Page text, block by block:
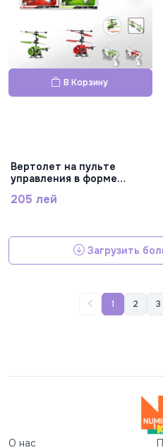
В Корзину
Вертолет на пульте
управления в форме
DH888-H5
205 лей
Загрузить
1 2 3
О нас